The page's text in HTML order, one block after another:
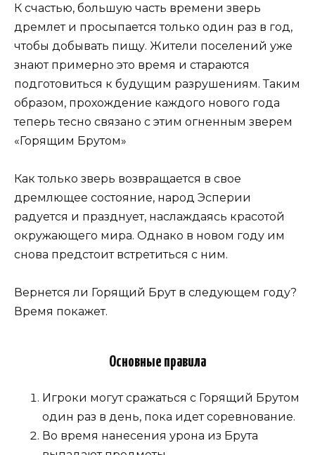
К счастью, большую часть времени зверь
дремлет и просыпается только один раз в год,
чтобы добывать пищу. Жители поселений уже
знают примерно это время и стараются
подготовиться к будущим разрушениям. Таким
образом, прохождение каждого нового года
теперь тесно связано с этим огненным зверем
«Горящим Брутом»
Как только зверь возвращается в свое
дремлющее состояние, народ Эсперии
радуется и празднует, наслаждаясь красотой
окружающего мира. Однако в новом году им
снова предстоит встретиться с ним.
Вернется ли Горящий Брут в следующем году?
Время покажет.
Основные правила
Игроки могут сражаться с Горящий Брутом
один раз в день, пока идет соревнование.
Во время нанесения урона из Брута